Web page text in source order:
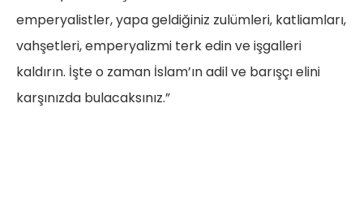
emperyalistler, yapa geldiğiniz zulümleri, katliamları,
vahşetleri, emperyalizmi terk edin ve işgalleri
kaldırın. İşte o zaman İslam’ın adil ve barışçı elini
karşınızda bulacaksınız.”